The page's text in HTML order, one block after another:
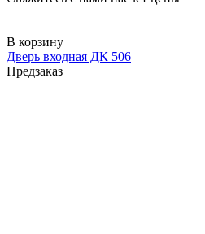
В корзину
Дверь входная ДК 506
Предзаказ